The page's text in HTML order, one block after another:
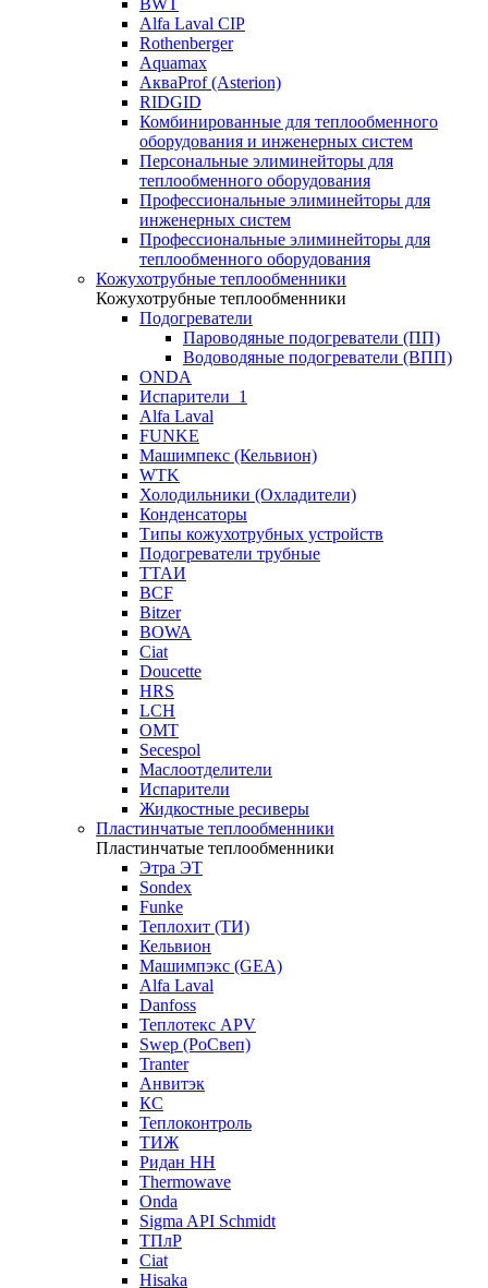
BWT
Alfa Laval CIP
Rothenberger
Aquamax
АкваProf (Asterion)
RIDGID
Комбинированные для теплообменного
оборудования и инженерных систем
Персональные элиминейторы для
теплообменного оборудования
Профессиональные элиминейторы для
инженерных систем
Профессиональные элиминейторы для
теплообменного оборудования
Кожухотрубные теплообменники
Кожухотрубные теплообменники
Подогреватели
Пароводяные подогреватели (ПП)
Водоводяные подогреватели (ВПП)
ONDA
Испарители_1
Alfa Laval
FUNKE
Машимпекс (Кельвион)
WTK
Холодильники (Охладители)
Конденсаторы
Типы кожухотрубных устройств
Подогреватели трубные
ТТАИ
BCF
Bitzer
BOWA
Ciat
Doucette
HRS
LCH
OMT
Secespol
Маслоотделители
Испарители
Жидкостные ресиверы
Пластинчатые теплообменники
Пластинчатые теплообменники
Этра ЭТ
Sondex
Funke
Теплохит (ТИ)
Кельвион
Машимпэкс (GEA)
Alfa Laval
Danfoss
Теплотекс APV
Swep (РоСвеп)
Tranter
Анвитэк
КС
Теплоконтроль
ТИЖ
Ридан НН
Thermowave
Onda
Sigma API Schmidt
ТПлР
Ciat
Hisaka